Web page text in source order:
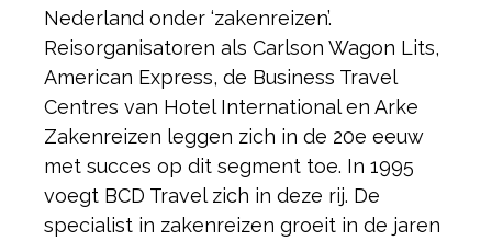
Nederland onder ‘zakenreizen’.
Reisorganisatoren als Carlson Wagon Lits,
American Express, de Business Travel
Centres van Hotel International en Arke
Zakenreizen leggen zich in de 20e eeuw
met succes op dit segment toe. In 1995
voegt BCD Travel zich in deze rij. De
specialist in zakenreizen groeit in de jaren